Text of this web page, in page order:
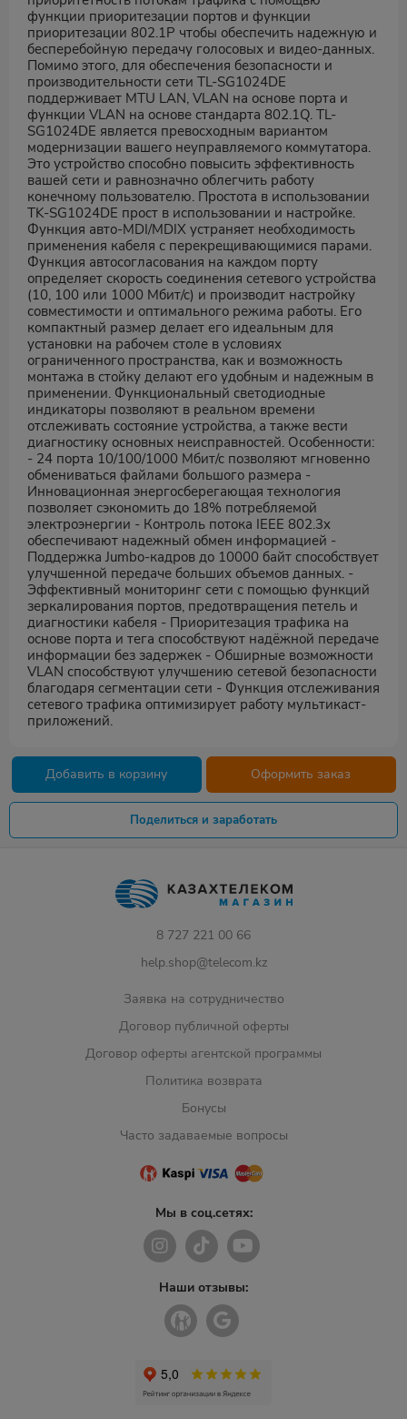
функции приоритезации портов и функции
приоритезации 802.1P чтобы обеспечить надежную и
бесперебойную передачу голосовых и видео-данных.
Помимо этого, для обеспечения безопасности и
производительности сети TL-SG1024DE
поддерживает MTU LAN, VLAN на основе порта и
функции VLAN на основе стандарта 802.1Q. TL-
SG1024DE является превосходным вариантом
модернизации вашего неуправляемого коммутатора.
Это устройство способно повысить эффективность
вашей сети и равнозначно облегчить работу
конечному пользователю. Простота в использовании
TK-SG1024DE прост в использовании и настройке.
Функция авто-MDI/MDIX устраняет необходимость
применения кабеля с перекрещивающимися парами.
Функция автосогласования на каждом порту
определяет скорость соединения сетевого устройства
(10, 100 или 1000 Мбит/с) и производит настройку
совместимости и оптимального режима работы. Его
компактный размер делает его идеальным для
установки на рабочем столе в условиях
ограниченного пространства, как и возможность
монтажа в стойку делают его удобным и надежным в
применении. Функциональный светодиодные
индикаторы позволяют в реальном времени
отслеживать состояние устройства, а также вести
диагностику основных неисправностей. Особенности:
- 24 порта 10/100/1000 Мбит/с позволяют мгновенно
обмениваться файлами большого размера -
Инновационная энергосберегающая технология
позволяет сэкономить до 18% потребляемой
электроэнергии - Контроль потока IEEE 802.3x
обеспечивают надежный обмен информацией -
Поддержка Jumbo-кадров до 10000 байт способствует
улучшенной передаче больших объемов данных. -
Эффективный мониторинг сети с помощью функций
зеркалирования портов, предотвращения петель и
диагностики кабеля - Приоритезация трафика на
основе порта и тега способствуют надёжной передаче
информации без задержек - Обширные возможности
VLAN способствуют улучшению сетевой безопасности
благодаря сегментации сети - Функция отслеживания
сетевого трафика оптимизирует работу мультикаст-
приложений.
Добавить в корзину Оформить заказ
Поделиться и заработать
8 727 221 00 66
help.shop@telecom.kz
Заявка на сотрудничество
Договор публичной оферты
Договор оферты агентской программы
Политика возврата
Бонусы
Часто задаваемые вопросы
Мы в соц.сетях:
Наши отзывы: